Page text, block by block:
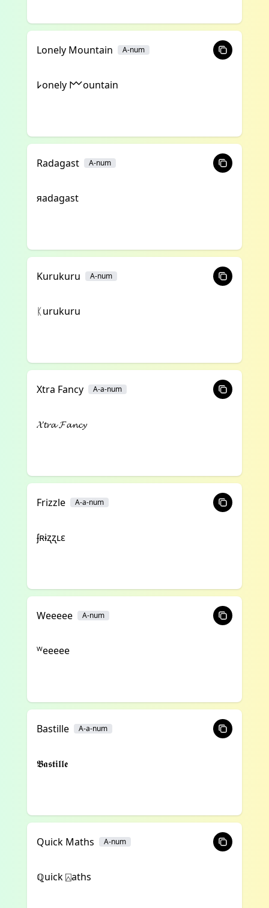
Lonely Mountain A-num
𐌋onely 𐌌ountain
Radagast A-num
яadagast
Kurukuru A-num
ᛕurukuru
Xtra Fancy A-a-num
𝓧𝓽𝓻𝓪 𝓕𝓪𝓷𝓬𝔂
Frizzle A-a-num
ʄʀɨʐʐʟɛ
Weeeee A-num
ᵂeeeee
Bastille A-a-num
𝕭𝖆𝖘𝖙𝖎𝖑𝖑𝖊
Quick Maths A-num
ℚuick ⍓aths